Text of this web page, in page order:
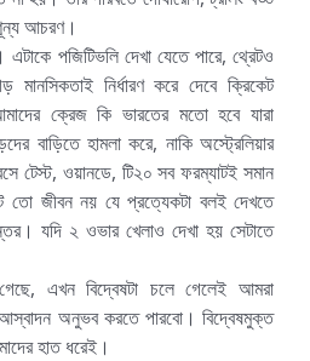
আচরণ।
এটাকে পজিটিভলি দেখা যেতে পারে, থ্রেটও
নির্ধারণ করে দেবে ক্রিকেট
ক্রেজ কি ভারতের মতো হবে যারা
বাড়িতে হামলা করে, নাকি অস্ট্রেলিয়ার
টেস্ট, ওয়ানডে, টি২০ সব ফরম্যাটই সমান
জীবন নয় যে প্রত্যেকটা বলই দেখতে
যদি ২ ওভার খেলাও দেখা হয় সেটাতে
এখন বিদ্বেষটা চলে গেলেই আমরা
অনুভব করতে পারবো। বিদ্বেষমুক্ত
হাত ধরেই।